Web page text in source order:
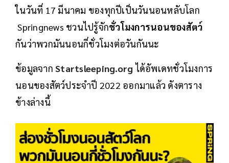
ในวันที่ 17 มีนาคม ของทุกปีเป็นวันนอนหลับโลก
Springnews ชวนไปรู้จักชั่วโมงการนอนของสัตว์
กันว่าพวกมันนอนกี่ชั่วโมงต่อวันกันนะ
ข้อมูลจาก Startsleeping.org ได้อัพเดทชั่วโมงการ
นอนของสัตว์ประจำปี 2022 ออกมาแล้ว ดังตาราง
ข้างล่างนี้